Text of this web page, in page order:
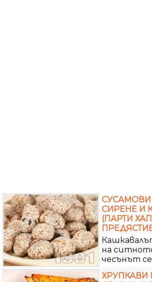
СУСАМОВИ
СИРЕНЕ И
(ПАРТИ
на
чесънът се
ХРУПКАВИ